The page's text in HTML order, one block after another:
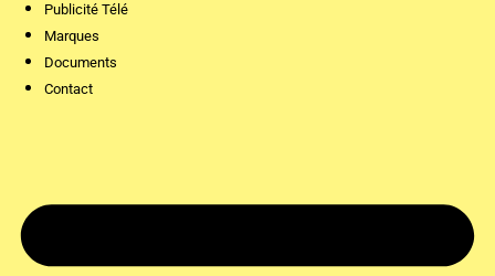
Publicité Télé
Marques
Documents
Contact